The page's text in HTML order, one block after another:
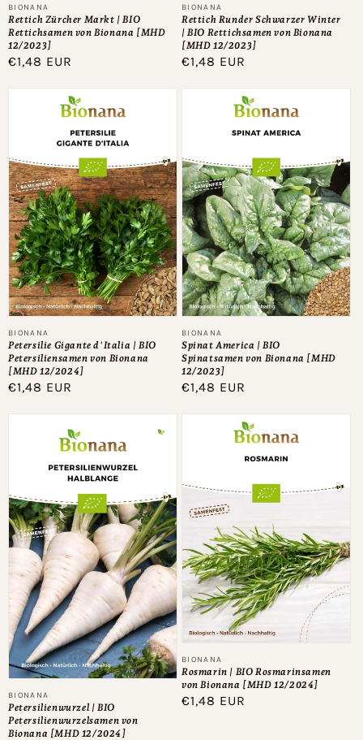
Anbieter:
BIONANA
Rettich Zürcher Markt | BIO
Rettichsamen von Bionana [MHD
12/2023]
Normaler
€1,48 EUR
Anbieter:
BIONANA
Rettich Runder Schwarzer Winter
| BIO Rettichsamen von Bionana
[MHD 12/2023]
Normaler
€1,48 EUR
Anbieter:
BIONANA
Petersilie Gigante d'Italia | BIO
Petersiliensamen von Bionana
[MHD 12/2024]
Normaler
€1,48 EUR
Anbieter:
BIONANA
Spinat America | BIO
Spinatsamen von Bionana [MHD
12/2023]
Normaler
€1,48 EUR
Anbieter:
BIONANA
Petersilienwurzel | BIO
Petersilienwurzelsamen von
Bionana [MHD 12/2024]
Anbieter:
BIONANA
Rosmarin | BIO Rosmarinsamen
von Bionana [MHD 12/2024]
Normaler
€1,48 EUR